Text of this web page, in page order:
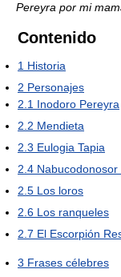
Pereyra por mi
Contenido
1 Historia
2 Personajes
2.1 Inodoro Pereyra
2.2 Mendieta
2.3 Eulogia Tapia
2.4 Nabucodonosor
2.5 Los loros
2.6 Los ranqueles
2.7 El Escorpión
3 Frases célebres